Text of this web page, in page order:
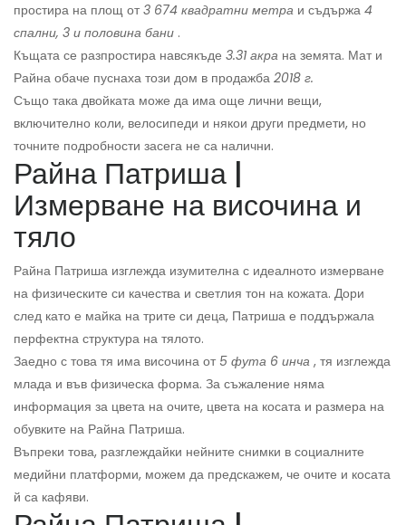
простира на площ от3 674 квадратни метра и съдържа 4
спални, 3 и половина бани .
Къщата се разпростира навсякъде 3.31 акра на земята. Мат и
Райна обаче пуснаха този дом в продажба 2018 г.
Също така двойката може да има още лични вещи,
включително коли, велосипеди и някои други предмети, но
точните подробности засега не са налични.
Райна Патриша |
Измерване на височина и
тяло
Райна Патриша изглежда изумителна с идеалното измерване
на физическите си качества и светлия тон на кожата. Дори
след като е майка на трите си деца, Патриша е поддържала
перфектна структура на тялото.
Заедно с това тя има височина от 5 фута 6 инча , тя изглежда
млада и във физическа форма. За съжаление няма
информация за цвета на очите, цвета на косата и размера на
обувките на Райна Патриша.
Въпреки това, разглеждайки нейните снимки в социалните
медийни платформи, можем да предскажем, че очите и косата
й са кафяви.